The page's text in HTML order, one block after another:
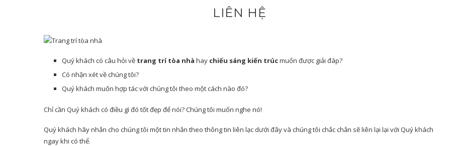
LIÊN HỆ
Quý khách có câu hỏi về trang trí tòa nhà hay chiếu sáng kiến trúcmuốn được giải đáp?
Có nhận xét về chúng tôi?
Quý khách muốn hợp tác với chúng tôi theo một cách nào đó?
Chỉ cần Quý khách có điều gì đó tốt đẹp để nói? Chúng tôi muốn nghe nó!
Quý khách hãy nhắn cho chúng tôi một tin nhắn theo thông tin liên lạc dưới đây và chúng tôi chắc chắn sẽ liên lại lại với Quý khách
ngay khi có thể.